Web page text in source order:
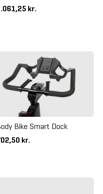
kr.
Bike Smart Dock
kr.